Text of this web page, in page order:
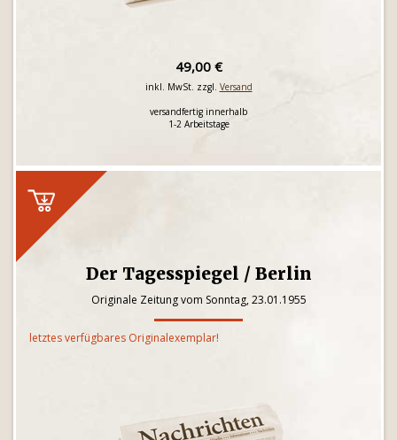
49,00 €
inkl. MwSt. zzgl. Versand
versandfertig innerhalb
1-2 Arbeitstage
Der Tagesspiegel / Berlin
Originale Zeitung vom Sonntag, 23.01.1955
letztes verfügbares Originalexemplar!